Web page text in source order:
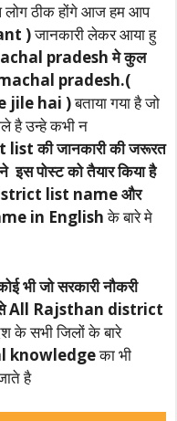
ठीक होंगे आज हम आप
)जानकारी लेकर आया हु
pradesh मे कुल
pradesh.(
jile hai )बताया गया है जो
है उन्हे कभी न
listकी जानकारी की जरूरत
इस पोस्ट को तैयार किया है
list nameऔर
in Englishके बारे मे
जो सरकारी नौकरी
उसे All Rajsthan district
के सभी जिलों के बारे
knowledgeका भी
है